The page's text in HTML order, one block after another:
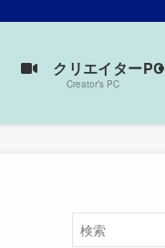
けよう。
クリエイターPC
Creator’s PC